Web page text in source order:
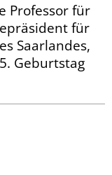
Professor für
für
Saarlandes,
Geburtstag